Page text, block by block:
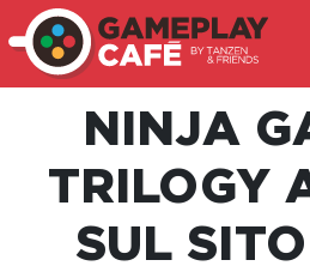
NINJA
TRILOGY
SUL